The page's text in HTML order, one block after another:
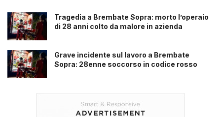
Tragedia a Brembate Sopra: morto l’operaio
di 28 anni colto da malore in azienda
Grave incidente sul lavoro a Brembate
Sopra: 28enne soccorso in codice rosso